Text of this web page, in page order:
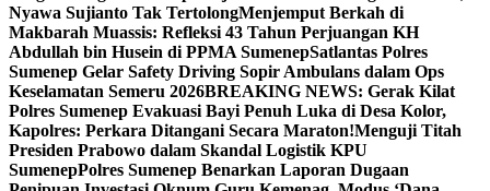
Nyawa Sujianto Tak TertolongMenjemput Berkah di
Makbarah Muassis: Refleksi 43 Tahun Perjuangan KH
Abdullah bin Husein di PPMA SumenepSatlantas Polres
Sumenep Gelar Safety Driving Sopir Ambulans dalam Ops
Keselamatan Semeru 2026BREAKING NEWS: Gerak Kilat
Polres Sumenep Evakuasi Bayi Penuh Luka di Desa Kolor,
Kapolres: Perkara Ditangani Secara Maraton!Menguji Titah
Presiden Prabowo dalam Skandal Logistik KPU
SumenepPolres Sumenep Benarkan Laporan Dugaan